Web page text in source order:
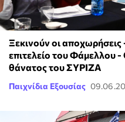
Ξεκινούν οι αποχωρήσεις
επιτελείο του Φάμελλου
θάνατος του ΣΥΡΙΖΑ
Παιχνίδια Εξουσίας